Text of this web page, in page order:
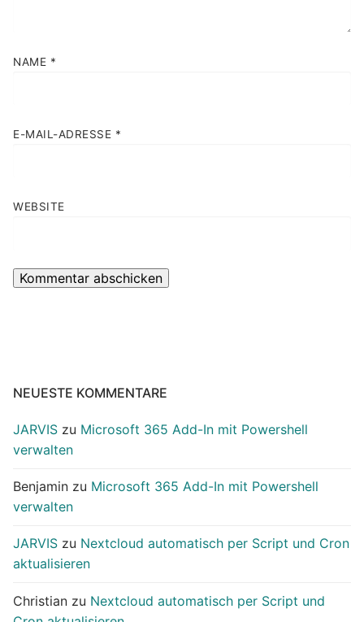
NAME *
E-MAIL-ADRESSE *
WEBSITE
NEUESTE KOMMENTARE
JARVIS zu Microsoft 365 Add-In mit Powershell
verwalten
Benjamin zu Microsoft 365 Add-In mit Powershell
verwalten
JARVIS zu Nextcloud automatisch per Script und Cron
aktualisieren
Christian zu Nextcloud automatisch per Script und